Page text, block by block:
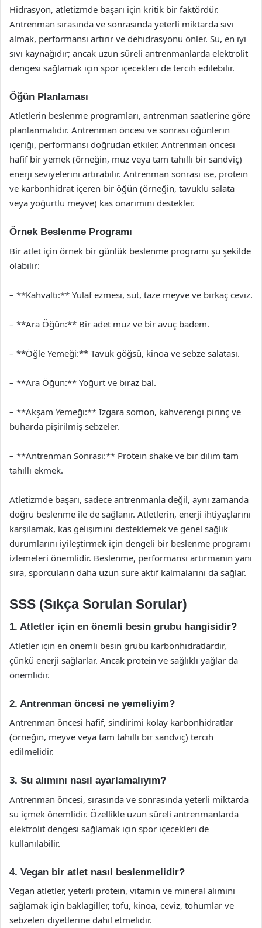
Hidrasyon, atletizmde başarı için kritik bir faktördür.
Antrenman sırasında ve sonrasında yeterli miktarda sıvı
almak, performansı artırır ve dehidrasyonu önler. Su, en iyi
sıvı kaynağıdır; ancak uzun süreli antrenmanlarda elektrolit
dengesi sağlamak için spor içecekleri de tercih edilebilir.
Öğün Planlaması
Atletlerin beslenme programları, antrenman saatlerine göre
planlanmalıdır. Antrenman öncesi ve sonrası öğünlerin
içeriği, performansı doğrudan etkiler. Antrenman öncesi
hafif bir yemek (örneğin, muz veya tam tahıllı bir sandviç)
enerji seviyelerini artırabilir. Antrenman sonrası ise, protein
ve karbonhidrat içeren bir öğün (örneğin, tavuklu salata
veya yoğurtlu meyve) kas onarımını destekler.
Örnek Beslenme Programı
Bir atlet için örnek bir günlük beslenme programı şu şekilde
olabilir:
– **Kahvaltı:** Yulaf ezmesi, süt, taze meyve ve birkaç ceviz.
– **Ara Öğün:** Bir adet muz ve bir avuç badem.
– **Öğle Yemeği:** Tavuk göğsü, kinoa ve sebze salatası.
– **Ara Öğün:** Yoğurt ve biraz bal.
– **Akşam Yemeği:** Izgara somon, kahverengi pirinç ve
buharda pişirilmiş sebzeler.
– **Antrenman Sonrası:** Protein shake ve bir dilim tam
tahıllı ekmek.
Atletizmde başarı, sadece antrenmanla değil, aynı zamanda
doğru beslenme ile de sağlanır. Atletlerin, enerji ihtiyaçlarını
karşılamak, kas gelişimini desteklemek ve genel sağlık
durumlarını iyileştirmek için dengeli bir beslenme programı
izlemeleri önemlidir. Beslenme, performansı artırmanın yanı
sıra, sporcuların daha uzun süre aktif kalmalarını da sağlar.
SSS (Sıkça Sorulan Sorular)
1. Atletler için en önemli besin grubu hangisidir?
Atletler için en önemli besin grubu karbonhidratlardır,
çünkü enerji sağlarlar. Ancak protein ve sağlıklı yağlar da
önemlidir.
2. Antrenman öncesi ne yemeliyim?
Antrenman öncesi hafif, sindirimi kolay karbonhidratlar
(örneğin, meyve veya tam tahıllı bir sandviç) tercih
edilmelidir.
3. Su alımını nasıl ayarlamalıyım?
Antrenman öncesi, sırasında ve sonrasında yeterli miktarda
su içmek önemlidir. Özellikle uzun süreli antrenmanlarda
elektrolit dengesi sağlamak için spor içecekleri de
kullanılabilir.
4. Vegan bir atlet nasıl beslenmelidir?
Vegan atletler, yeterli protein, vitamin ve mineral alımını
sağlamak için baklagiller, tofu, kinoa, ceviz, tohumlar ve
sebzeleri diyetlerine dahil etmelidir.